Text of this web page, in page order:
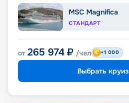
MSC Magnifica
СТАНДАРТ
от 265 974 ₽ /чел +1 000
Выбрать круиз